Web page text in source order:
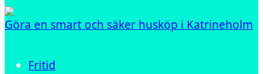
Göra en smart och säker husköp i Katrineholm
Fritid